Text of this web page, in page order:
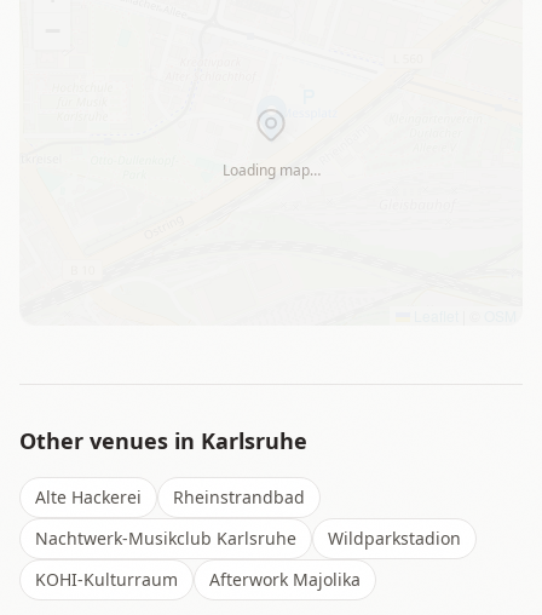
Loading map…
Other venues in Karlsruhe
Alte Hackerei
Rheinstrandbad
Nachtwerk-Musikclub Karlsruhe
Wildparkstadion
KOHI-Kulturraum
Afterwork Majolika